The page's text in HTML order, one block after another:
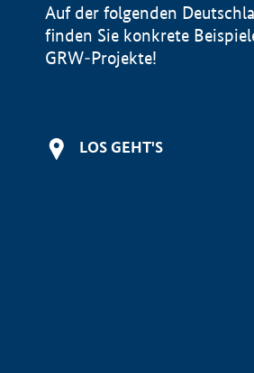
Auf der folgenden
finden Sie konkrete
GRW-Projekte!
LOS GEHT'S